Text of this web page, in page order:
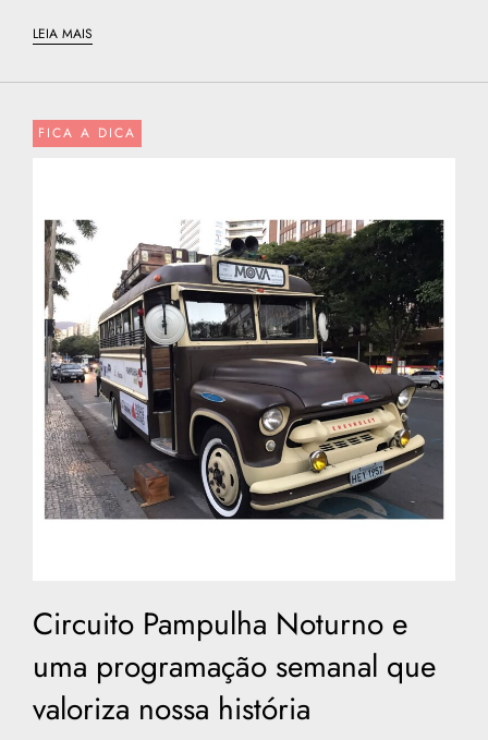
LEIA MAIS
FICA A DICA
Circuito Pampulha Noturno e
uma programação semanal que
valoriza nossa história